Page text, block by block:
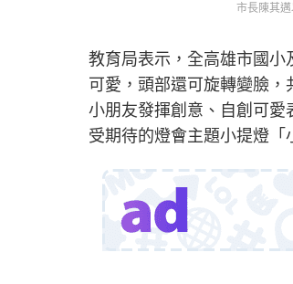
市長陳其
教育局表示，全高雄市國
可愛，頭部還可旋轉變臉
小朋友發揮創意、自創可
受期待的燈會主題小提燈「